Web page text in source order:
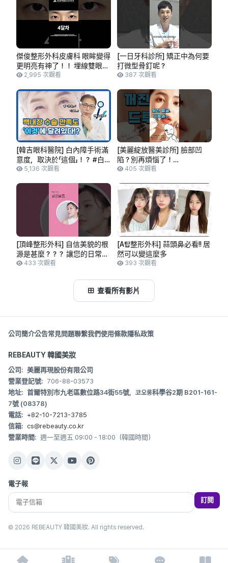
傑俊整形外科皮膚科 眼眸變得
更明亮有神了！！ 埋線雙眼皮
+開眼頭 💕 前後對比 #shorts
2,995 次觀看
[一日牙科診所] 矯正中為何要
打微型骨釘呢？
387 次觀看
[韓吉眼科醫院] 白內障手術滿
意度，取決於「這個」！？ #白
內障 #人工水晶體 #韓吉眼科
5,136 次觀看
[美麗綻放醫美診所] 臉部凹
陷？別再煩惱了！
#beautyblossom #美麗綻放 #
科 #seoulclinic #弘大皮膚科
#填充針劑 #filler #kbeauty
405 次觀看
[頂峰整形外科] 自信美貌的根
源是甚麼？？？ 讓您的日常生
活充滿自信的頂峰解決方案
433 次觀看
[A탑整形外科] 蒜頭鼻必看!! 居
然可以變這麼多
393 次觀看
查看所有影片
公司簡介公告常見問題聯繫我們使用條款隱私政策
REBEAUTY 韓國美妝
公司: 美麗再現股份有限公司
營業登記號: 706-88-03573
地址: 首爾特別市九老區數位路34街55號，코오롱科學谷2期 B201-161-
7號 (08378)
電話: +82-10-7213-3785
信箱: cs@rebeauty.co.kr
營業時間: 週一至週五 09:00 - 18:00（韓國時間）
電子報
訂閱
© 2026 REBEAUTY 韓國美妝. All rights reserved.